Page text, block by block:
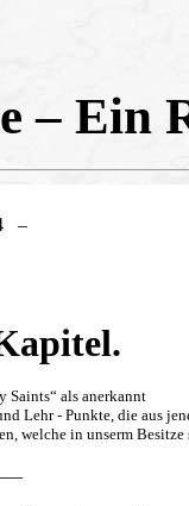
– Ein
–
Saints“als anerkannt
Lehr - Punkte, die aus
welche in unserm Besitze